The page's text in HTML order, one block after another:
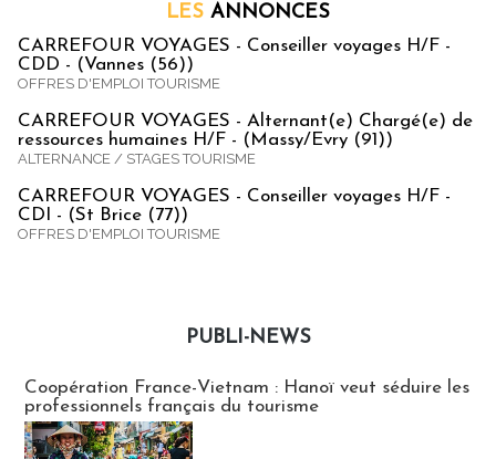
LES ANNONCES
CARREFOUR VOYAGES - Conseiller voyages H/F -
CDD - (Vannes (56))
OFFRES D'EMPLOI TOURISME
CARREFOUR VOYAGES - Alternant(e) Chargé(e) de
ressources humaines H/F - (Massy/Evry (91))
ALTERNANCE / STAGES TOURISME
CARREFOUR VOYAGES - Conseiller voyages H/F -
CDI - (St Brice (77))
OFFRES D'EMPLOI TOURISME
PUBLI-NEWS
Coopération France-Vietnam : Hanoï veut séduire les
professionnels français du tourisme